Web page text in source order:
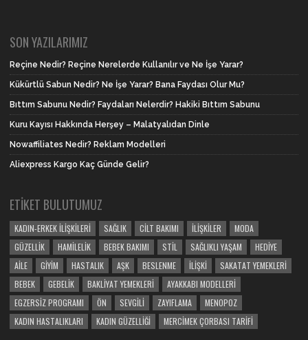
SON YAZILARIMIZ
Reçine Nedir? Reçine Nerelerde Kullanılır ve Ne İşe Yarar?
Kükürtlü Sabun Nedir? Ne İşe Yarar? Bana Faydası Olur Mu?
Bıttım Sabunu Nedir? Faydaları Nelerdir? Hakiki Bıttım Sabunu
Kuru Kayısı Hakkında Herşey – Malatyalıdan Dinle
Nowaffiliates Nedir? Reklam Modelleri
Aliexpress Kargo Kaç Günde Gelir?
ETIKET BULUTUMUZ
KADIN-ERKEK İLIŞKILERI SAĞLIK CILT BAKIMI İLIŞKILER
MODA
GÜZELLIK
HAMILELIK BEBEK BAKIMI STIL SAĞLIKLI YAŞAM
HEDIYE
AILE
GIYIM HASTALIK AŞK BESLENME İLIŞKI
SAKATAT YEMEKLERI
BEBEK
GEBELIK BAKLIYAT YEMEKLERI
AYAKKABI MODELLERI
EGZERSIZ PROGRAMI
ÖN SEVGILI ZAYIFLAMA
MENOPOZ
KADIN HASTALIKLARI
KADIN GÜZELLIĞI MERCIMEK ÇORBASI TARIFI